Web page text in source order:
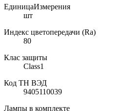
ЕдиницаИзмерения
шт
Индекс цветопередачи (Ra)
80
Клас защиты
Class1
Код ТН ВЭД
9405110039
Лампы в комплекте